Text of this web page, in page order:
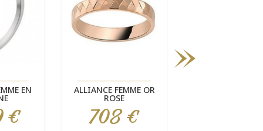
EN
€
Aperçu rapide
ALLIANCE FEMME OR
ROSE
Prix
708 €